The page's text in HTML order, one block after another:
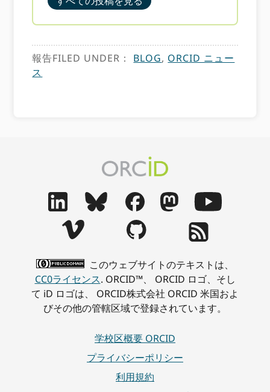
報告FILED UNDER： BLOG, ORCID ニュー
ス
このウェブサイトのテキストは、
CC0ライセンス. ORCID™、 ORCID ロゴ、そし
て iD ロゴは、 ORCID株式会社 ORCID 米国およ
びその他の管轄区域で登録されています。
学校区概要 ORCID
プライバシーポリシー
利用規約